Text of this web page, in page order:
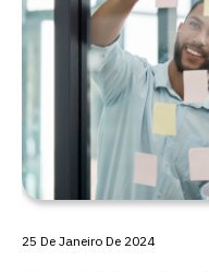
25 De Janeiro De 2024